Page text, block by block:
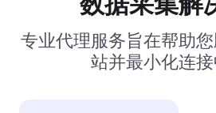
专业代理服务旨在帮助
站并最小化连接